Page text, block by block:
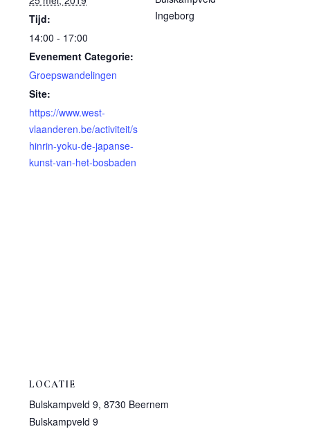
Tijd:
14:00 - 17:00
Evenement Categorie:
Groepswandelingen
Site:
https://www.west-
vlaanderen.be/activiteit/s
hinrin-yoku-de-japanse-
kunst-van-het-bosbaden
Ingeborg
LOCATIE
Bulskampveld 9, 8730 Beernem
Bulskampveld 9